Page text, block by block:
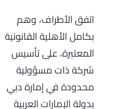
اتفق الأطراف، وهم
بكامل الأهلية القانونية
المعتبرة، على تأسيس
شركة ذات مسؤولية
محدودة في إمارة دبي
بدولة الإمارات العربية